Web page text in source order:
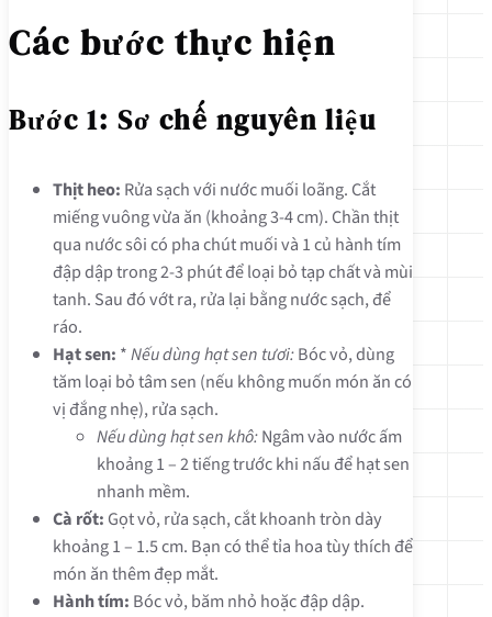
Các bước thực hiện
Bước 1: Sơ chế nguyên liệu
Thịt heo: Rửa sạch với nước muối loãng. Cắt
miếng vuông vừa ăn (khoảng 3-4 cm). Chần thịt
qua nước sôi có pha chút muối và 1 củ hành tím
đập dập trong 2-3 phút để loại bỏ tạp chất và mùi
tanh. Sau đó vớt ra, rửa lại bằng nước sạch, để
ráo.
Hạt sen: *Nếu dùng hạt sen tươi:Bóc vỏ, dùng
tăm loại bỏ tâm sen (nếu không muốn món ăn có
vị đắng nhẹ), rửa sạch.
Nếu dùng hạt sen khô:Ngâm vào nước ấm
khoảng 1 – 2 tiếng trước khi nấu để hạt sen
nhanh mềm.
Cà rốt: Gọt vỏ, rửa sạch, cắt khoanh tròn dày
khoảng 1 – 1.5 cm. Bạn có thể tỉa hoa tùy thích để
món ăn thêm đẹp mắt.
Hành tím: Bóc vỏ, băm nhỏ hoặc đập dập.